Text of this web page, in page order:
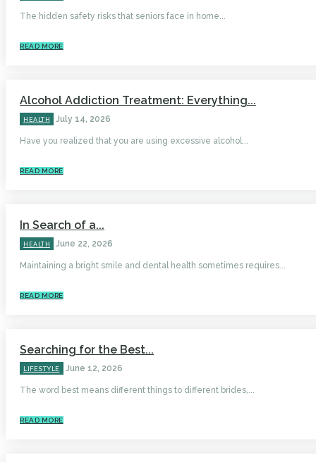
The hidden safety risks that seniors face in home...
READ MORE
Alcohol Addiction Treatment: Everything...
HEALTH July 14, 2026
Have you realized that you are using excessive alcohol...
READ MORE
In Search of a...
HEALTH June 22, 2026
Maintaining a bright smile and dental health sometimes requires...
READ MORE
Searching for the Best...
LIFESTYLE June 12, 2026
The word best means different things to different brides,...
READ MORE